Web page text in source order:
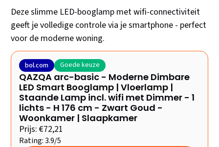
Deze slimme LED-booglamp met wifi-connectiviteit
geeft je volledige controle via je smartphone - perfect
voor de moderne woning.
bol.com Goede keuze
QAZQA arc-basic - Moderne Dimbare
LED Smart Booglamp | Vloerlamp |
Staande Lamp incl. wifi met Dimmer - 1
lichts - H 176 cm - Zwart Goud -
Woonkamer | Slaapkamer
Prijs: €72,21
Rating: 3.9/5